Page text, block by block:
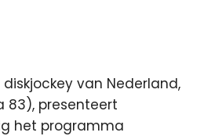
van Nederland,
83), presenteert
het programma